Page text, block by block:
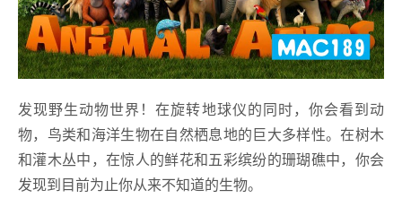
发现野生动物世界！在旋转地球仪的同时，你会看到动
物，鸟类和海洋生物在自然栖息地的巨大多样性。在树木
和灌木丛中，在惊人的鲜花和五彩缤纷的珊瑚礁中，你会
发现到目前为止你从来不知道的生物。